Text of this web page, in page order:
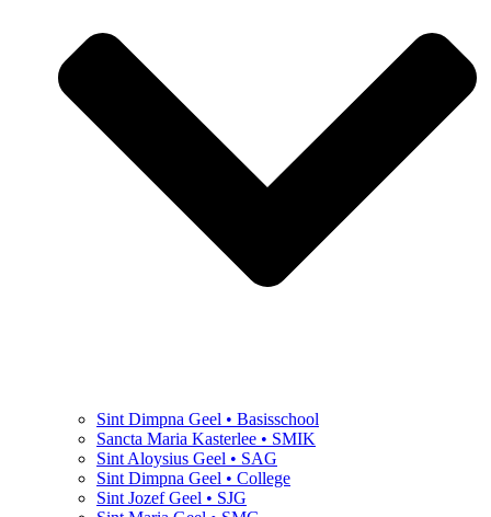
Sint Dimpna Geel • Basisschool
Sancta Maria Kasterlee • SMIK
Sint Aloysius Geel • SAG
Sint Dimpna Geel • College
Sint Jozef Geel • SJG